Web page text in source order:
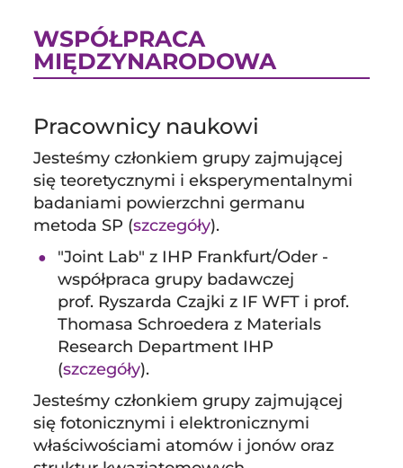
WSPÓŁPRACA
MIĘDZYNARODOWA
Pracownicy naukowi
Jesteśmy członkiem grupy zajmującej
się teoretycznymi i eksperymentalnymi
badaniami powierzchni germanu
metoda SP (szczegóły).
"Joint Lab" z IHP Frankfurt/Oder -
współpraca grupy badawczej
prof. Ryszarda Czajki z IF WFT i prof.
Thomasa Schroedera z Materials
Research Department IHP
(szczegóły).
Jesteśmy członkiem grupy zajmującej
się fotonicznymi i elektronicznymi
właściwościami atomów i jonów oraz